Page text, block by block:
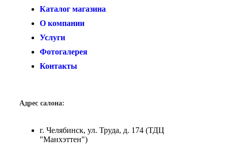
Каталог магазина
О компании
Услуги
Фотогалерея
Контакты
Адрес салона:
г. Челябинск, ул. Труда, д. 174 (ТДЦ
"Манхэттен")